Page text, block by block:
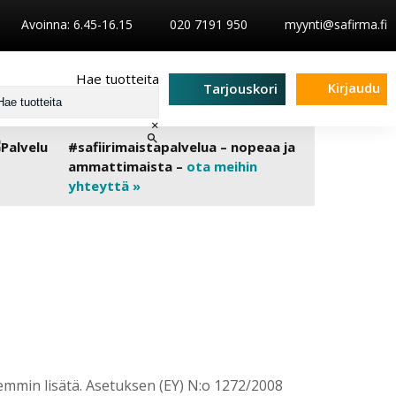
Avoinna: 6.45-16.15 020 7191 950 myynti@safirma.fi
Hae tuotteita
×
Tarjouskori Kirjaudu
#safiirimaistapalvelua – nopeaa ja
ammattimaista – ota meihin
yhteyttä »
lisätä. Asetuksen (EY) N:o 1272/2008